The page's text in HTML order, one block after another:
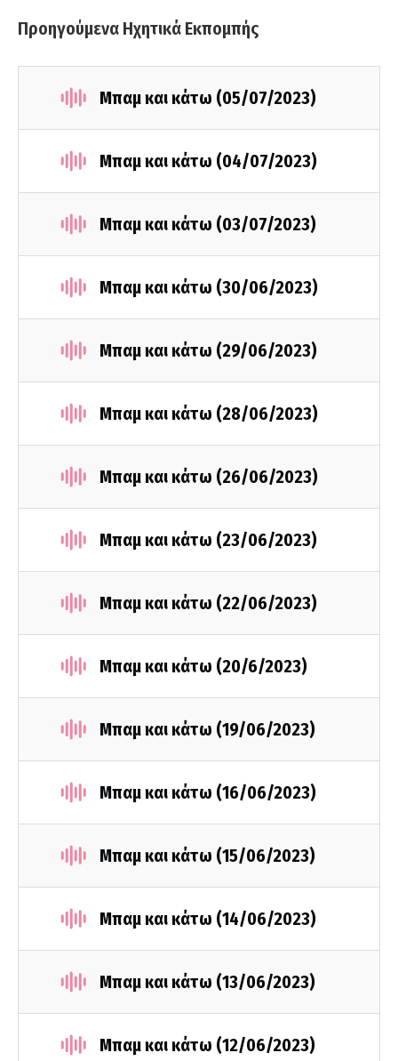
Προηγούμενα Ηχητικά Εκπομπής
Μπαμ και κάτω (05/07/2023)
Μπαμ και κάτω (04/07/2023)
Μπαμ και κάτω (03/07/2023)
Μπαμ και κάτω (30/06/2023)
Μπαμ και κάτω (29/06/2023)
Μπαμ και κάτω (28/06/2023)
Μπαμ και κάτω (26/06/2023)
Μπαμ και κάτω (23/06/2023)
Μπαμ και κάτω (22/06/2023)
Μπαμ και κάτω (20/6/2023)
Μπαμ και κάτω (19/06/2023)
Μπαμ και κάτω (16/06/2023)
Μπαμ και κάτω (15/06/2023)
Μπαμ και κάτω (14/06/2023)
Μπαμ και κάτω (13/06/2023)
Μπαμ και κάτω (12/06/2023)